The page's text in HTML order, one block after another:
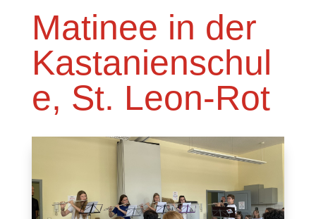
Matinee in der
Kastanienschul
e, St. Leon-Rot